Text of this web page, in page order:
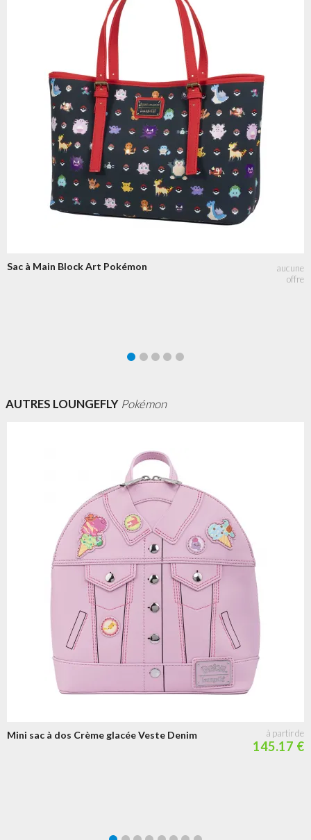
Sac à Main Block Art Pokémon
AUTRES LOUNGEFLY Pokémon
Mini sac à dos Crème glacée Veste Denim
145.17 €